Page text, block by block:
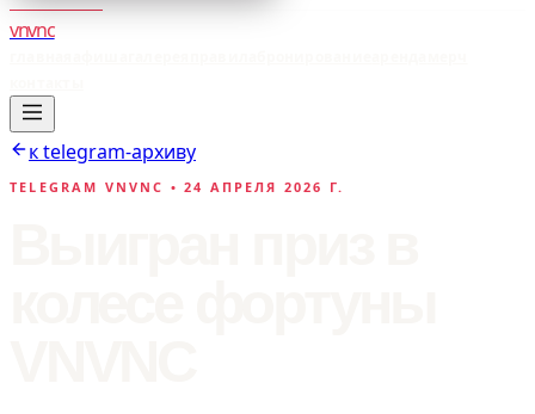
vnvnc
к telegram-архиву
TELEGRAM VNVNC • 24 АПРЕЛЯ 2026 Г.